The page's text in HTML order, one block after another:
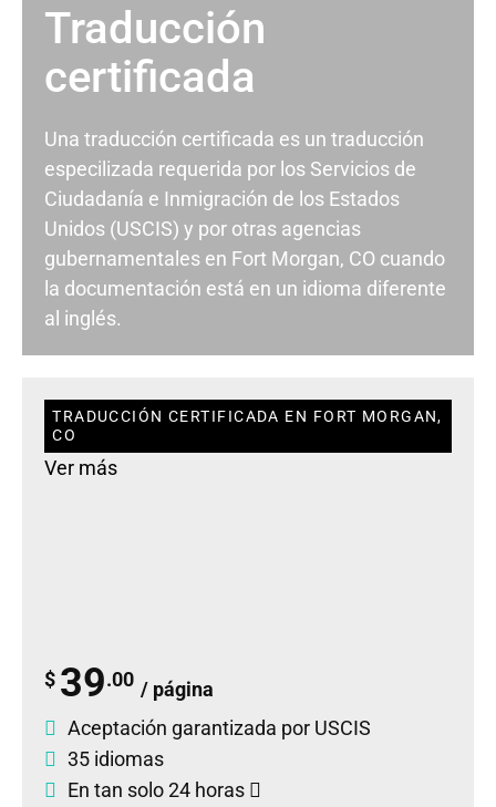
Traducción
certificada
Una traducción certificada es un traducción
especilizada requerida por los Servicios de
Ciudadanía e Inmigración de los Estados
Unidos (USCIS) y por otras agencias
gubernamentales en Fort Morgan, CO cuando
la documentación está en un idioma diferente
al inglés.
TRADUCCIÓN CERTIFICADA EN FORT MORGAN,
CO
Ver más
$ 39.00 / página
Aceptación garantizada por USCIS
35 idiomas
En tan solo 24 horas